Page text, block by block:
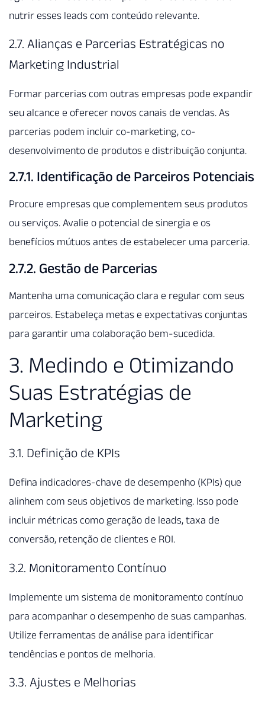
nutrir esses leads com conteúdo relevante.
2.7. Alianças e Parcerias Estratégicas no
Marketing Industrial
Formar parcerias com outras empresas pode expandir
seu alcance e oferecer novos canais de vendas. As
parcerias podem incluir co-marketing, co-
desenvolvimento de produtos e distribuição conjunta.
2.7.1. Identificação de Parceiros Potenciais
Procure empresas que complementem seus produtos
ou serviços. Avalie o potencial de sinergia e os
benefícios mútuos antes de estabelecer uma parceria.
2.7.2. Gestão de Parcerias
Mantenha uma comunicação clara e regular com seus
parceiros. Estabeleça metas e expectativas conjuntas
para garantir uma colaboração bem-sucedida.
3. Medindo e Otimizando
Suas Estratégias de
Marketing
3.1. Definição de KPIs
Defina indicadores-chave de desempenho (KPIs) que
alinhem com seus objetivos de marketing. Isso pode
incluir métricas como geração de leads, taxa de
conversão, retenção de clientes e ROI.
3.2. Monitoramento Contínuo
Implemente um sistema de monitoramento contínuo
para acompanhar o desempenho de suas campanhas.
Utilize ferramentas de análise para identificar
tendências e pontos de melhoria.
3.3. Ajustes e Melhorias